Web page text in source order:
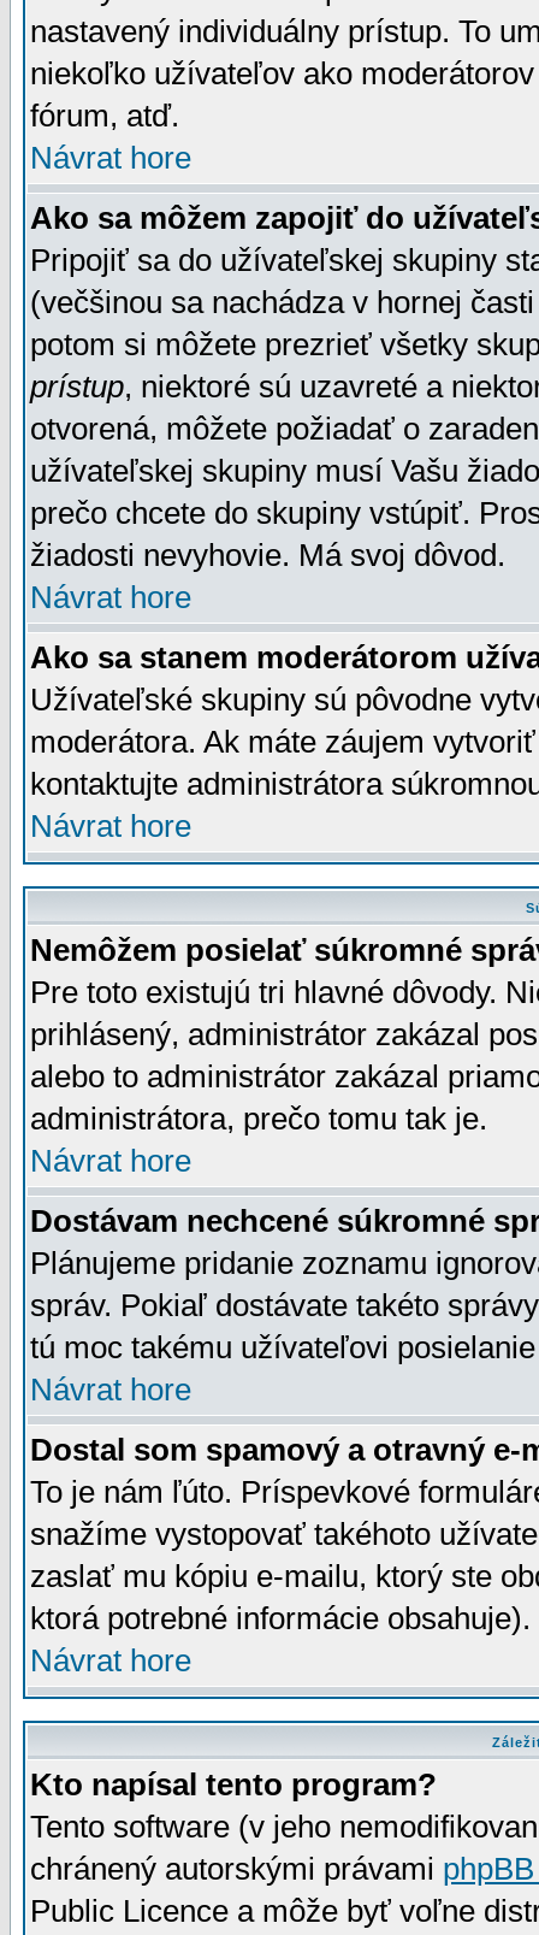
nastavený individuálny prístup. To
niekoľko užívateľov ako
fórum, atď.
Návrat hore
Ako sa môžem zapojiť do
Pripojiť sa do užívateľskej skupiny
(večšinou sa nachádza v hornej
potom si môžete prezrieť všetky
prístup, niektoré sú uzavreté a
otvorená, môžete požiadať o
užívateľskej skupiny musí Vašu
prečo chcete do skupiny vstúpiť.
žiadosti nevyhovie. Má svoj dôvod.
Návrat hore
Ako sa stanem moderátorom
Užívateľské skupiny sú pôvodne
moderátora. Ak máte záujem
kontaktujte administrátora
Návrat hore
Nemôžem posielať súkromné
Pre toto existujú tri hlavné dôvody.
prihlásený, administrátor zakázal
alebo to administrátor zakázal
administrátora, prečo tomu tak je.
Návrat hore
Dostávam nechcené súkromné
Plánujeme pridanie zoznamu
správ. Pokiaľ dostávate takéto
tú moc takému užívateľovi
Návrat hore
Dostal som spamový a otravný e-
To je nám ľúto. Príspevkové
snažíme vystopovať takéhoto
zaslať mu kópiu e-mailu, ktorý ste
ktorá potrebné informácie
Návrat hore
Kto napísal tento program?
Tento software (v jeho
chránený autorskými právami
Public Licence a môže byť voľne